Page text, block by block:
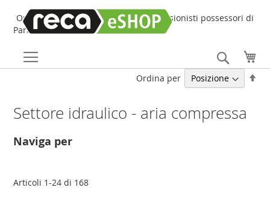
Online Shop online dedicato ai professionisti possessori di
Partita IVA!
Search
Settore idraulico - aria compressa
Naviga per
Articoli 1-24 di 168
Ordina per